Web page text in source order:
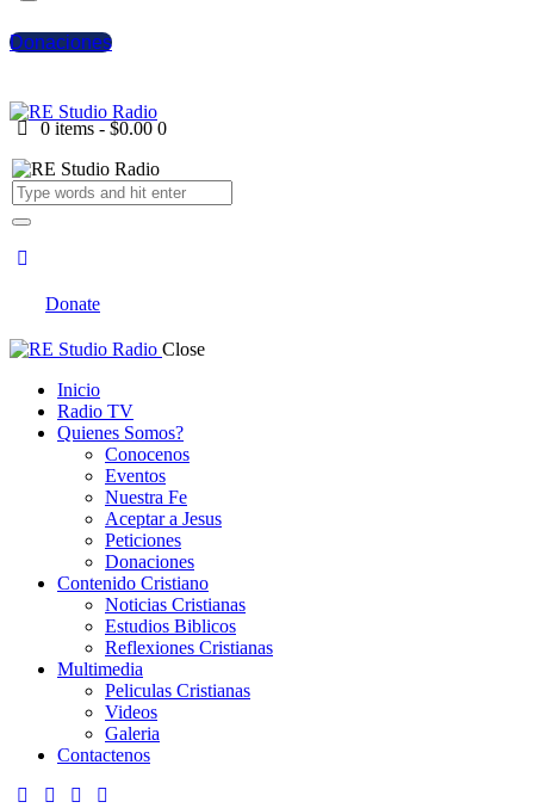
Donaciones
0 items -$0.00 0
Donate
Close
Inicio
Radio TV
Quienes Somos?
Conocenos
Eventos
Nuestra Fe
Aceptar a Jesus
Peticiones
Donaciones
Contenido Cristiano
Noticias Cristianas
Estudios Biblicos
Reflexiones Cristianas
Multimedia
Peliculas Cristianas
Videos
Galeria
Contactenos